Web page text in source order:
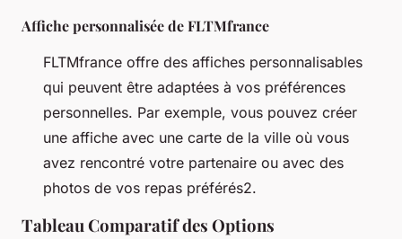
Affiche personnalisée de FLTMfrance
FLTMfrance offre des affiches personnalisables
qui peuvent être adaptées à vos préférences
personnelles. Par exemple, vous pouvez créer
une affiche avec une carte de la ville où vous
avez rencontré votre partenaire ou avec des
photos de vos repas préférés2.
Tableau Comparatif des Options